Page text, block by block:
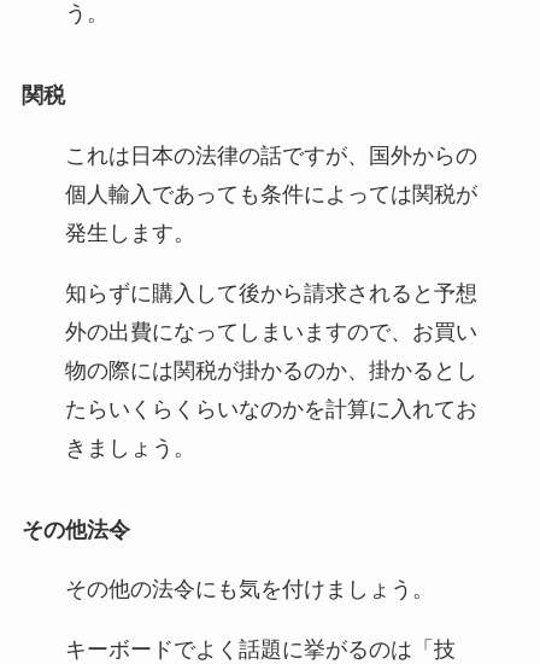
う。
関税
これは日本の法律の話ですが、国外からの
個人輸入であっても条件によっては関税が
発生します。
知らずに購入して後から請求されると予想
外の出費になってしまいますので、お買い
物の際には関税が掛かるのか、掛かるとし
たらいくらくらいなのかを計算に入れてお
きましょう。
その他法令
その他の法令にも気を付けましょう。
キーボードでよく話題に挙がるのは「技